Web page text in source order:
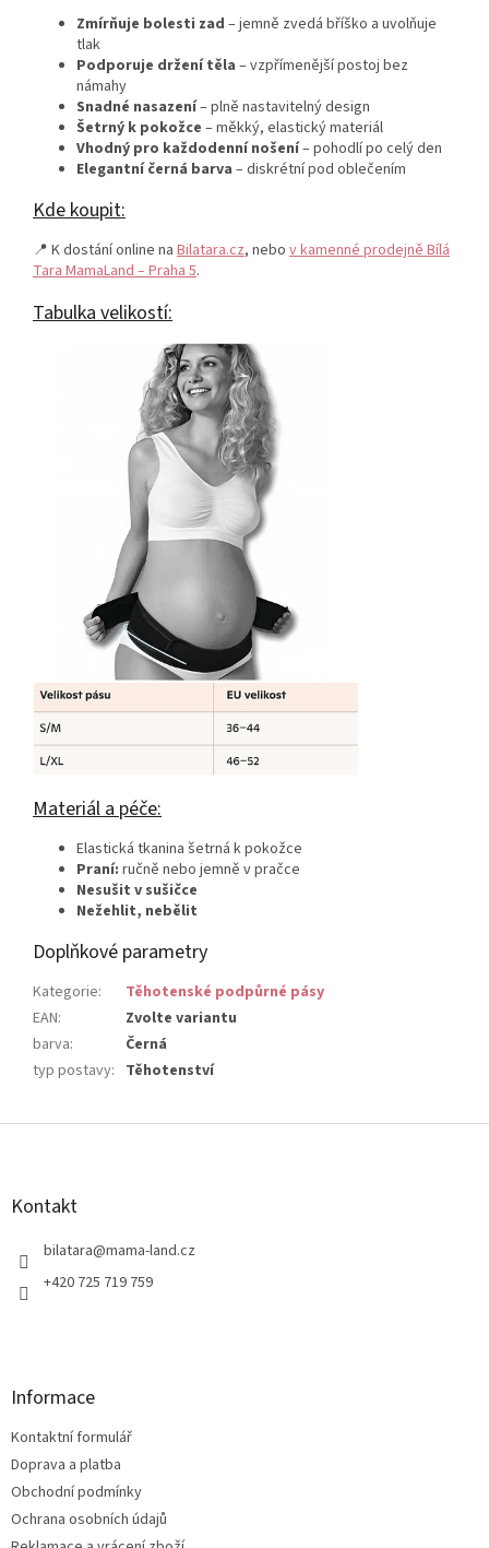
Zmírňuje bolesti zad – jemně zvedá bříško a uvolňuje
tlak
Podporuje držení těla – vzpřímenější postoj bez
námahy
Snadné nasazení– plně nastavitelný design
Šetrný k pokožce – měkký, elastický materiál
Vhodný pro každodenní nošení– pohodlí po celý den
Elegantní černá barva – diskrétní pod oblečením
Kde koupit:
📍 K dostání online na Bilatara.cz, nebo v kamenné prodejně Bílá
Tara MamaLand – Praha 5.
Tabulka velikostí:
Materiál a péče:
Elastická tkanina šetrná k pokožce
Praní: ručně nebo jemně v pračce
Nesušit v sušičce
Nežehlit, nebělit
Doplňkové parametry
Kategorie:
Těhotenské podpůrné pásy
EAN:
Zvolte variantu
barva:
Černá
typ postavy: Těhotenství
Z
Kontakt
bilatara@mama-land.cz
+420 725 719 759
Informace
Kontaktní formulář
Doprava a platba
Obchodní podmínky
Ochrana osobních údajů